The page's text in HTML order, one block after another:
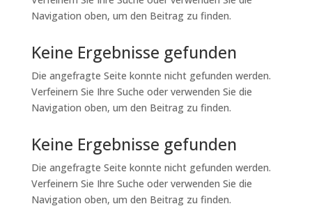
Navigation oben, um den Beitrag zu finden.
Keine Ergebnisse gefunden
Die angefragte Seite konnte nicht gefunden werden.
Verfeinern Sie Ihre Suche oder verwenden Sie die
Navigation oben, um den Beitrag zu finden.
Keine Ergebnisse gefunden
Die angefragte Seite konnte nicht gefunden werden.
Verfeinern Sie Ihre Suche oder verwenden Sie die
Navigation oben, um den Beitrag zu finden.